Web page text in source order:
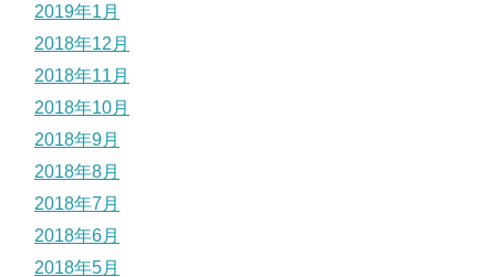
2019年1月
2018年12月
2018年11月
2018年10月
2018年9月
2018年8月
2018年7月
2018年6月
2018年5月